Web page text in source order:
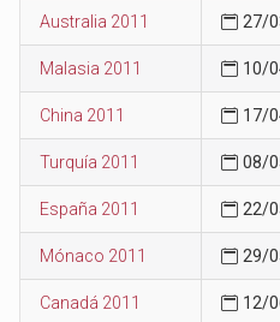
Australia 2011 27/
Malasia 2011 10/
China 2011 17/
Turquía 2011 08/
España 2011 22/
Mónaco 2011 29/
Canadá 2011 12/